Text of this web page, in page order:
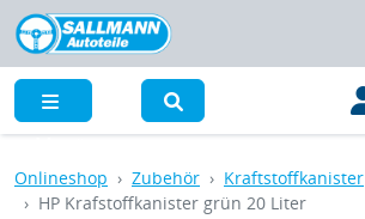
Onlineshop Zubehör
Kraftstoffkanister
HP Krafstoffkanister grün 20 Liter